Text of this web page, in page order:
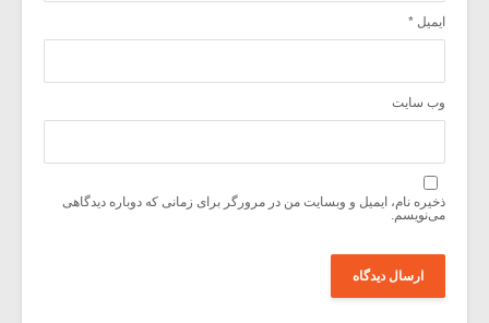
ایمیل *
وب‌ سایت
ذخیره نام، ایمیل و وبسایت من در مرورگر برای زمانی که دوباره دیدگاهی
می‌نویسم.